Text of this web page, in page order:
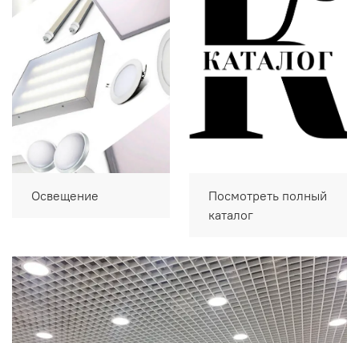
Освещение
Посмотреть полный
каталог